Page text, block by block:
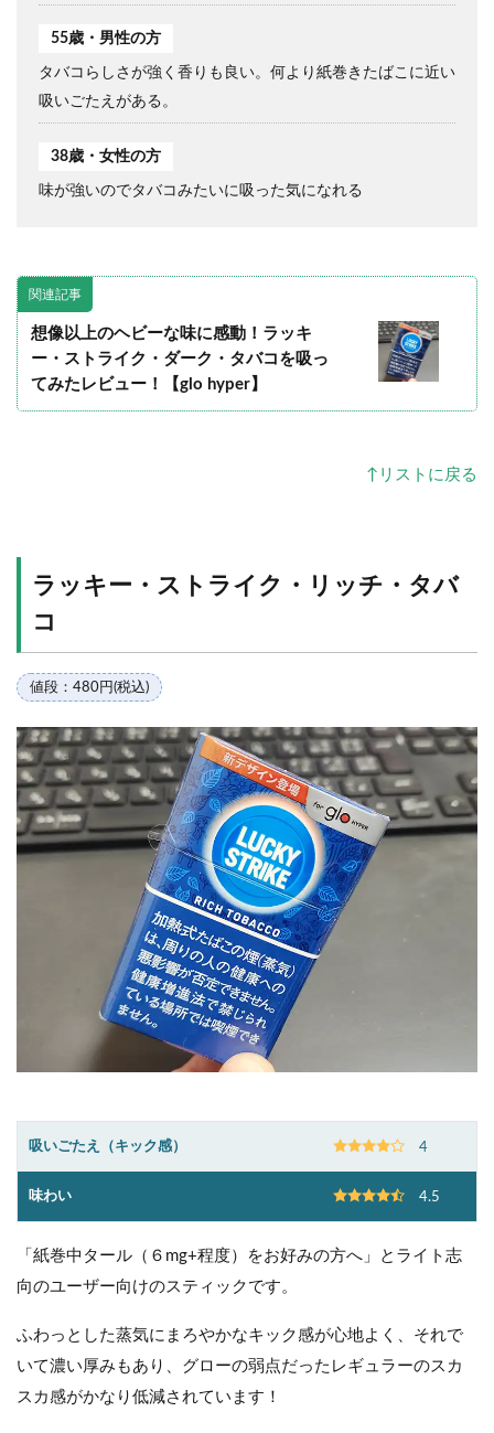
55歳・男性の方
タバコらしさが強く香りも良い。何より紙巻きたばこに近い
吸いごたえがある。
38歳・女性の方
味が強いのでタバコみたいに吸った気になれる
関連記事
想像以上のヘビーな味に感動！ラッキ
ー・ストライク・ダーク・タバコを吸っ
てみたレビュー！【glo hyper】
↑リストに戻る
ラッキー・ストライク・リッチ・タバ
コ
値段：480円(税込)
吸いごたえ（キック感） 4
味わい 4.5
「紙巻中タール（６mg+程度）をお好みの方へ」とライト志
向のユーザー向けのスティックです。
ふわっとした蒸気にまろやかなキック感が心地よく、それで
いて濃い厚みもあり、グローの弱点だったレギュラーのスカ
スカ感がかなり低減されています！